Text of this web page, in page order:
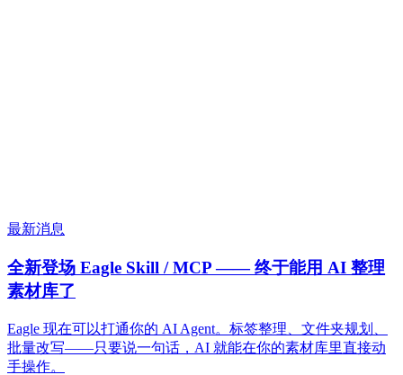
最新消息
全新登场 Eagle Skill / MCP —— 终于能用 AI 整理
素材库了
Eagle 现在可以打通你的 AI Agent。标签整理、文件夹规划、
批量改写——只要说一句话，AI 就能在你的素材库里直接动
手操作。